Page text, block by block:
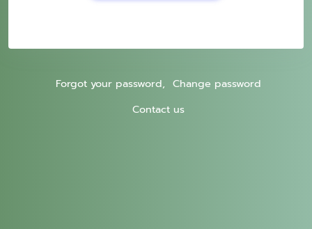
Forgot your password, Change password
Contact us